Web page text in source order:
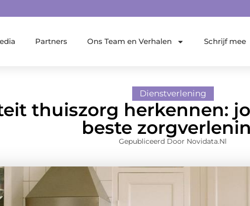
Partners Ons Team en Verhalen Schrijf mee
Dienstverlening
thuiszorg herkennen:
beste
Gepubliceerd Door Novidata.nl